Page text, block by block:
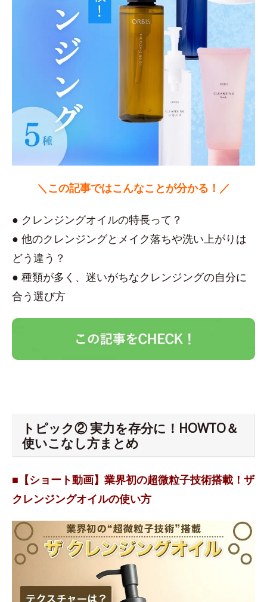
＼この記事ではこんなことが分かる！／
● クレンジングオイルの特長って？
● 他のクレンジングとメイク落ちや洗い上がりは
どう違う？
● 種類が多く、迷いがちなクレンジングの自分に
合う選び方
トピック② 実力を存分に！HOWTO＆
使いこなし方まとめ
■【ショート動画】業界初の超微粒子技術搭載！ザ
クレンジングオイルの使い方